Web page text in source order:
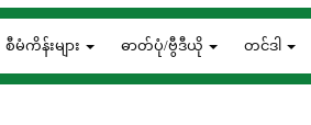
စီမံကိန်းများ ဓာတ်ပုံ/ဗွီဒီယို တင်ဒါ